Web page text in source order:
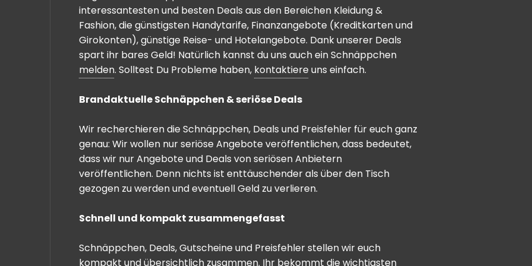
interessantesten und besten Deals aus den Bereichen Kleidung &
Fashion, die günstigsten Handytarife, Finanzangebote (Kreditkarten und
Girokonten), günstige Reise- und Hotelangebote. Dank unserer Deals
spart ihr bares Geld! Natürlich kannst du uns auch ein Schnäppchen
melden. Solltest Du Probleme haben, kontaktiere uns einfach.
Brandaktuelle Schnäppchen & seriöse Deals
Wir recherchieren die Schnäppchen, Deals und Preisfehler für euch ganz
genau: Wir wollen nur seriöse Angebote veröffentlichen, dass bedeutet,
dass wir nur Angebote und Deals von seriösen Anbietern
veröffentlichen. Denn nichts ist enttäuschender als über den Tisch
gezogen zu werden und eventuell Geld zu verlieren.
Schnell und kompakt zusammengefasst
Schnäppchen, Deals, Gutscheine und Preisfehler stellen wir euch
kompakt und übersichtlich zusammen. Ihr bekommt die wichtigsten